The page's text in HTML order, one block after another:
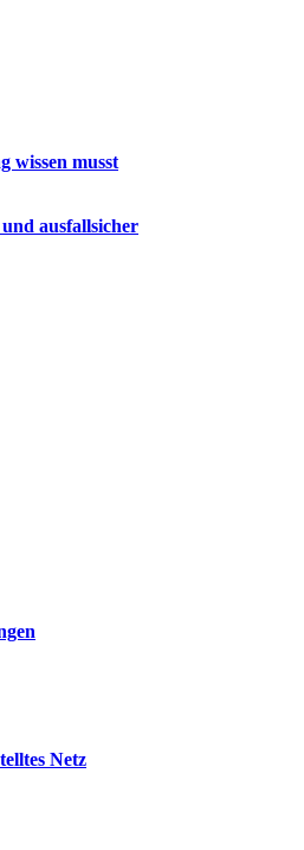
wissen musst
ausfallsicher
Netz